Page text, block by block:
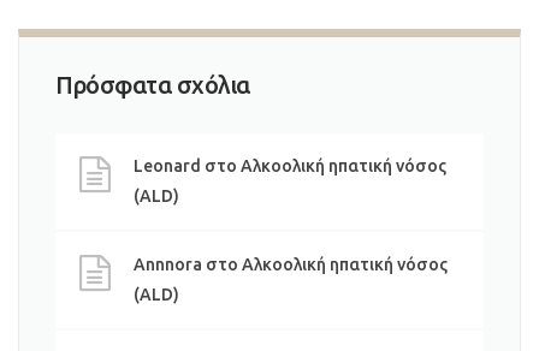
Πρόσφατα σχόλια
Leonard στο Αλκοολική ηπατική νόσος
(ALD)
Annnora στο Αλκοολική ηπατική νόσος
(ALD)